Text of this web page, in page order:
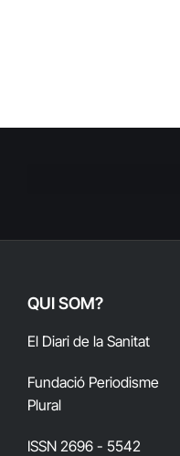
QUI SOM?
El Diari de la Sanitat
Fundació Periodisme
Plural
ISSN 2696 - 5542